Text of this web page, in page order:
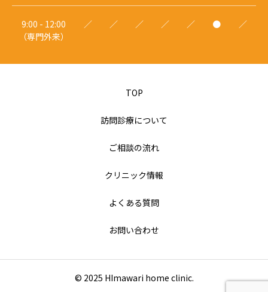
9:00 - 12:00
（専門外来）
／ ／ ／ ／ ／ ● ／
TOP
訪問診療について
ご相談の流れ
クリニック情報
よくある質問
お問い合わせ
© 2025 HImawari home clinic.